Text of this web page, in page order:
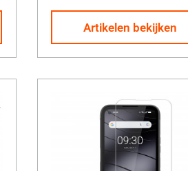
Artikelen bekijken